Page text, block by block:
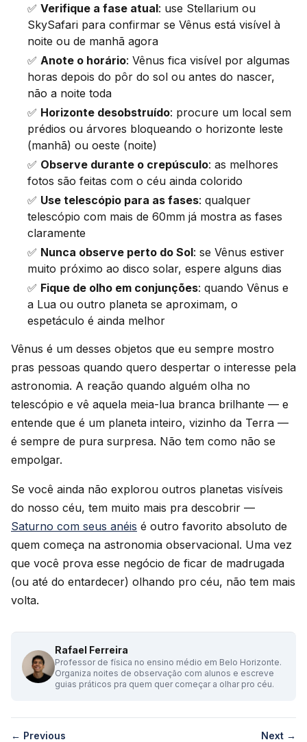
✅ Verifique a fase atual: use Stellarium ou
SkySafari para confirmar se Vênus está visível à
noite ou de manhã agora
✅ Anote o horário: Vênus fica visível por algumas
horas depois do pôr do sol ou antes do nascer,
não a noite toda
✅ Horizonte desobstruído: procure um local sem
prédios ou árvores bloqueando o horizonte leste
(manhã) ou oeste (noite)
✅ Observe durante o crepúsculo: as melhores
fotos são feitas com o céu ainda colorido
✅ Use telescópio para as fases: qualquer
telescópio com mais de 60mm já mostra as fases
claramente
✅ Nunca observe perto do Sol: se Vênus estiver
muito próximo ao disco solar, espere alguns dias
✅ Fique de olho em conjunções: quando Vênus e
a Lua ou outro planeta se aproximam, o
espetáculo é ainda melhor
Vênus é um desses objetos que eu sempre mostro
pras pessoas quando quero despertar o interesse pela
astronomia. A reação quando alguém olha no
telescópio e vê aquela meia-lua branca brilhante — e
entende que é um planeta inteiro, vizinho da Terra —
é sempre de pura surpresa. Não tem como não se
empolgar.
Se você ainda não explorou outros planetas visíveis
do nosso céu, tem muito mais pra descobrir —
Saturno com seus anéis é outro favorito absoluto de
quem começa na astronomia observacional. Uma vez
que você prova esse negócio de ficar de madrugada
(ou até do entardecer) olhando pro céu, não tem mais
volta.
Rafael Ferreira
Professor de física no ensino médio em Belo Horizonte.
Organiza noites de observação com alunos e escreve
guias práticos pra quem quer começar a olhar pro céu.
← Previous Next →